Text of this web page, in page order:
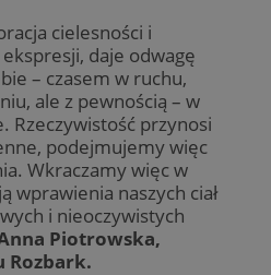
cielesności i
daje odwagę
– czasem w ruchu,
ale z pewnością – w
Rzeczywistość przynosi
podejmujemy więc
Wkraczamy więc w
wprawienia naszych ciał
i nieoczywistych
Piotrowska,
Rozbark.